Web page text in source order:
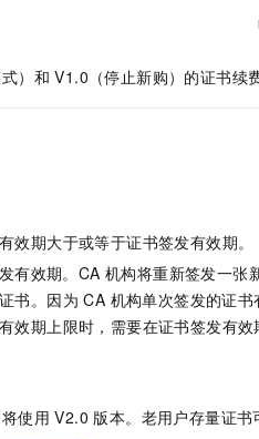
）和 V1.0（停止新购）的证书续
效期大于或等于证书签发有效期。
有效期。CA 机构将重新签发一
书。因为 CA 机构单次签发的证
效期上限时，需要在证书签发有效
使用 V2.0 版本。老用户存量证书
GLM-5.2
1M上下文，专为长程任务能力而生
富多元化的应用模版和解决方案
工智能平台 PAI 大模型
站式AI开发、训练和推理服务
Agent，打造自进化智能体
主进化，持久记忆，越用越聪明
Plan 模型订阅计划
Max 首发尝鲜，限时加量 10 倍，
Plan 支持 Qwen 3.8-Max NEW
间 5 折，Qwen/Meoo/TokenPlan 客户专享
文字识别
业应用
业成长
见新力量